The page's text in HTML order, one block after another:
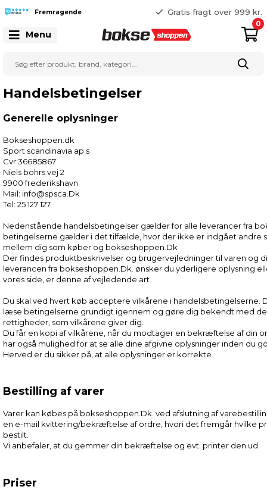
Gratis fragt over 999 kr.
25 127 127
Fremragende
Menu
0
Handelsbetingelser
Generelle oplysninger
Bokseshoppen.dk
Sport scandinavia ap s
Cvr:36685867
Niels bohrs vej 2
9900 frederikshavn
Mail: info@spsca.Dk
Tel: 25 127 127
Nedenstående handelsbetingelser gælder for alle leverancer fra
betingelserne gælder i det tilfælde, hvor der ikke er indgået andre
mellem dig som køber og bokseshoppen.Dk
Der findes produktbeskrivelser og brugervejledninger til varen og
leverancen fra bokseshoppen.Dk. ønsker du yderligere oplysning
vores side, er denne af vejledende art.
Du skal ved hvert køb acceptere vilkårene i handelsbetingelserne.
læse betingelserne grundigt igennem og gøre dig bekendt med
rettigheder, som vilkårene giver dig.
Du får en kopi af vilkårene, når du modtager en bekræftelse af din
har også mulighed for at se alle dine afgivne oplysninger inden du
Herved er du sikker på, at alle oplysninger er korrekte.
Bestilling af varer
Varer kan købes på bokseshoppen.Dk. ved afslutning af
en e-mail kvittering/bekræftelse af ordre, hvori det fremgår hvilke
bestilt.
Vi anbefaler, at du gemmer din bekræftelse og evt. printer den ud
Priser